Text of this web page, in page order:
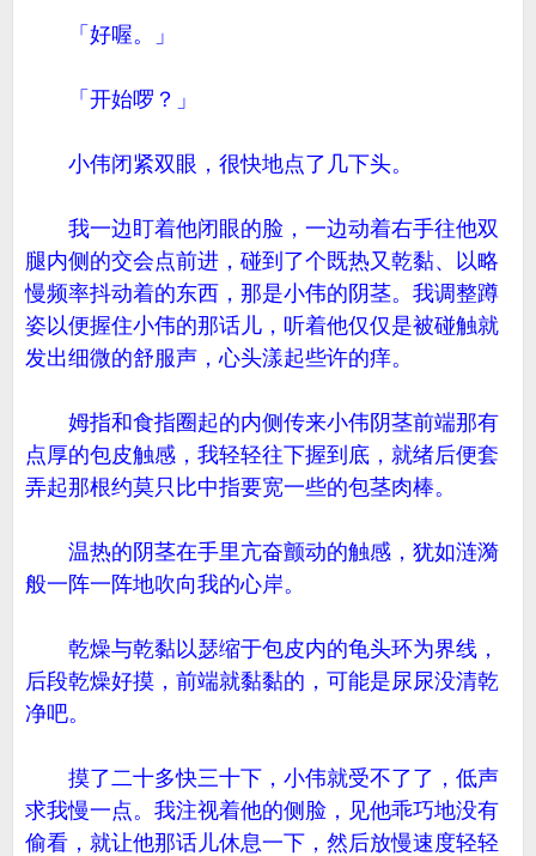
「好喔。」
「开始啰？」
小伟闭紧双眼，很快地点了几下头。
我一边盯着他闭眼的脸，一边动着右手往他双
腿内侧的交会点前进，碰到了个既热又乾黏、以略
慢频率抖动着的东西，那是小伟的阴茎。我调整蹲
姿以便握住小伟的那话儿，听着他仅仅是被碰触就
发出细微的舒服声，心头漾起些许的痒。
姆指和食指圈起的内侧传来小伟阴茎前端那有
点厚的包皮触感，我轻轻往下握到底，就绪后便套
弄起那根约莫只比中指要宽一些的包茎肉棒。
温热的阴茎在手里亢奋颤动的触感，犹如涟漪
般一阵一阵地吹向我的心岸。
乾燥与乾黏以瑟缩于包皮内的龟头环为界线，
后段乾燥好摸，前端就黏黏的，可能是尿尿没清乾
净吧。
摸了二十多快三十下，小伟就受不了了，低声
求我慢一点。我注视着他的侧脸，见他乖巧地没有
偷看，就让他那话儿休息一下，然后放慢速度轻轻